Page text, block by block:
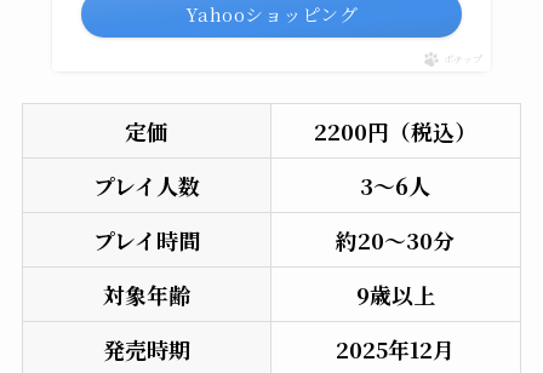
Yahooショッピング
ポチップ
定価
2200円（税込）
プレイ人数
3～6人
プレイ時間
約20〜30分
対象年齢
9歳以上
発売時期
2025年12月